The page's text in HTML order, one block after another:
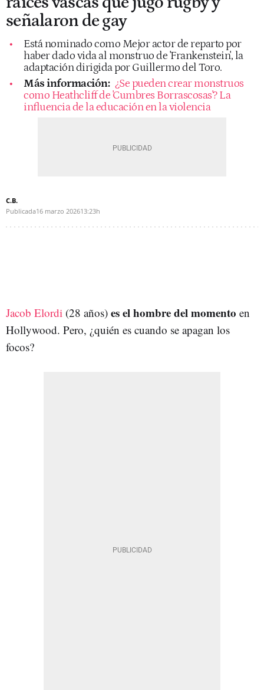
señalaron de gay
Está nominado como Mejor actor de reparto por
haber dado vida al monstruo de 'Frankenstein', la
adaptación dirigida por Guillermo del Toro.
Más información: ¿Se pueden crear monstruos
como Heathcliff de 'Cumbres Borrascosas'? La
influencia de la educación en la violencia
C.B.
Publicada16 marzo 202613:23h
Jacob Elordi (28 años) es el hombre del momento en
Hollywood. Pero, ¿quién es cuando se apagan los
focos?